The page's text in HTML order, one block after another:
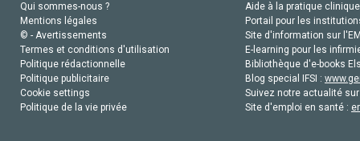
Qui sommes-nous ?
Mentions légales
© - Avertissements
Termes et conditions d'utilisation
Politique rédactionnelle
Politique publicitaire
Cookie settings
Politique de la vie privée
Aide à la pratique
Portail pour les
Site d'information sur
E-learning pour les
Bibliothèque d'e-books
Blog special IFSI :
Suivez notre actualité
Site d'emploi en santé :